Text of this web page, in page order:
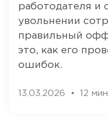
работодателя и
увольнении
правильный
это, как его
ошибок.
13.03.2026 12 мин